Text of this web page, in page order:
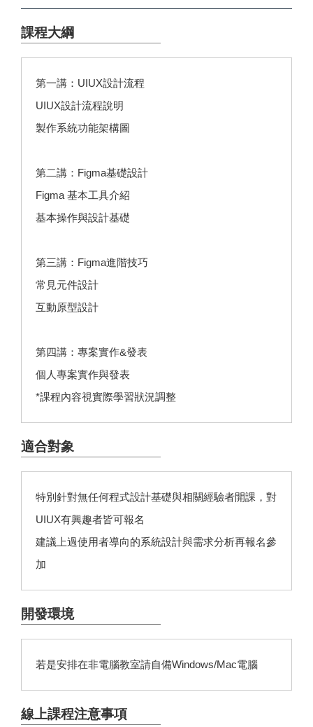
課程大綱
第一講：UIUX設計流程
UIUX設計流程說明
製作系統功能架構圖
第二講：Figma基礎設計
Figma 基本工具介紹
基本操作與設計基礎
第三講：Figma進階技巧
常見元件設計
互動原型設計
第四講：專案實作&發表
個人專案實作與發表
*課程內容視實際學習狀況調整
適合對象
特別針對無任何程式設計基礎與相關經驗者開課，對
UIUX有興趣者皆可報名
建議上過使用者導向的系統設計與需求分析再報名參
加
開發環境
若是安排在非電腦教室請自備Windows/Mac電腦
線上課程注意事項